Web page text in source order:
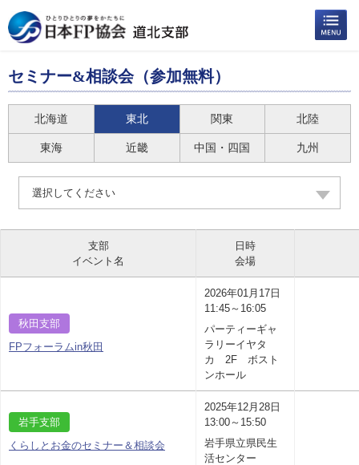
セミナー&相談会（参加無料）
北海道 東北 関東 北陸
東海 近畿 中国・四国 九州
選択してください
支部
イベント名
日時
会場
秋田支部
FPフォーラムin秋田
2026年01月17日
11:45～16:05
パーティーギャ
ラリーイヤタ
カ 2F ボスト
ンホール
岩手支部
くらしとお金のセミナー＆相談会
2025年12月28日
13:00～15:50
岩手県立県民生
活センター